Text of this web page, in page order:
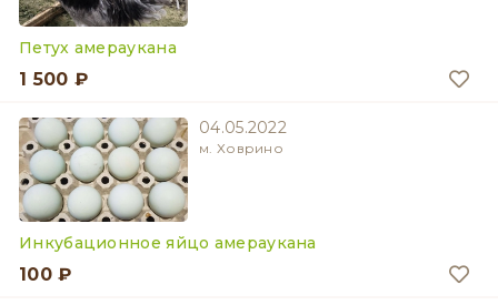
Петух амераукана
1 500 ₽
04.05.2022
м. Ховрино
Инкубационное яйцо амераукана
100 ₽